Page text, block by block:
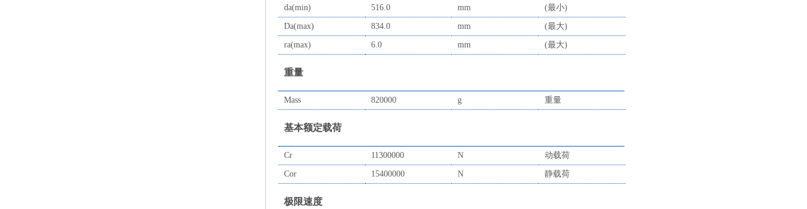
da(min) 516.0 mm (最小)
Da(max) 834.0 mm (最大)
ra(max) 6.0 mm (最大)
重量
Mass 820000 g 重量
基本额定载荷
Cr 11300000 N 动载荷
Cor 15400000 N 静载荷
极限速度